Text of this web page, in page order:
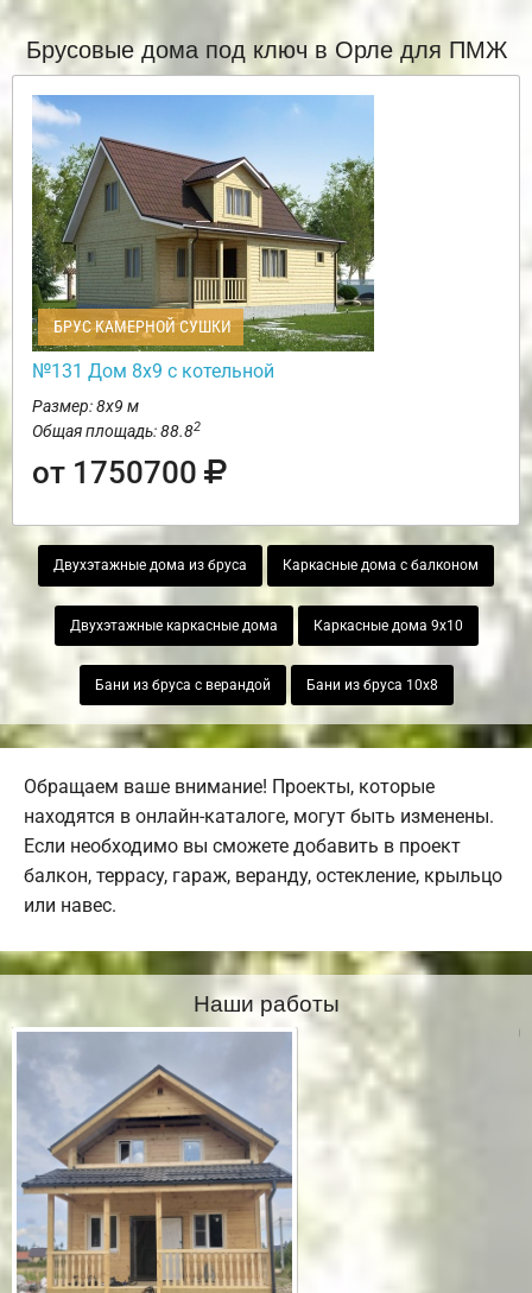
Брусовые дома под ключ в Орле для ПМЖ
БРУС КАМЕРНОЙ СУШКИ
№131 Дом 8х9 с котельной
Размер: 8х9 м
Общая площадь: 88.82
от 1750700
Двухэтажные дома из бруса Каркасные дома с балконом
Двухэтажные каркасные дома Каркасные дома 9х10
Бани из бруса с верандой Бани из бруса 10х8
Обращаем ваше внимание! Проекты, которые
находятся в онлайн-каталоге, могут быть изменены.
Если необходимо вы сможете добавить в проект
балкон, террасу, гараж, веранду, остекление, крыльцо
или навес.
Наши работы